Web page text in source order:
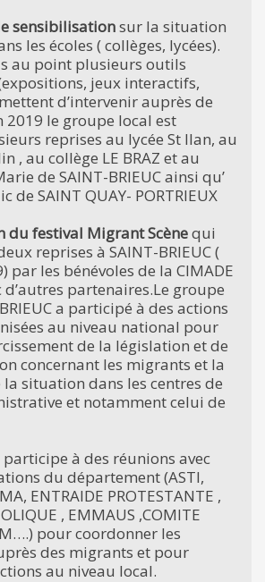
sensibilisationsur la situation
les écoles ( collèges, lycées).
au point plusieurs outils
jeux interactifs,
d’intervenir auprès de
2019 le groupe local est
reprises au lycée St Ilan, au
, au collège LE BRAZ et au
de SAINT-BRIEUC ainsi qu’
de SAINT QUAY- PORTRIEUX
du festival Migrant Scènequi
reprises à SAINT-BRIEUC (
par les bénévoles de la CIMADE
d’autres partenaires.Le groupe
a participé à des actions
au niveau national pour
de la législation et de
concernant les migrants et la
situation dans les centres de
et notamment celui de
à des réunions avec
du département (ASTI,
ENTRAIDE PROTESTANTE ,
, EMMAUS ,COMITE
pour coordonner les
des migrants et pour
au niveau local.